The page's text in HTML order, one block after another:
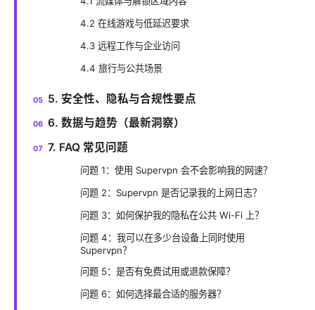
4.2 在线游戏与低延迟要求
4.3 远程工作与企业访问
4.4 旅行与公共场景
5. 安全性、隐私与合规性要点
6. 数据与趋势（最新洞察）
7. FAQ 常见问题
问题 1：使用 Supervpn 会不会影响我的网速？
问题 2：Supervpn 是否记录我的上网日志？
问题 3：如何保护我的隐私在公共 Wi-Fi 上？
问题 4：我可以在多少台设备上同时使用
Supervpn？
问题 5：是否有免费试用或退款保障？
问题 6：如何选择最合适的服务器？